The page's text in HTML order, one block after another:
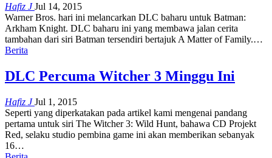
Hafiz JJul 14, 2015
Warner Bros. hari ini melancarkan DLC baharu untuk Batman:
Arkham Knight. DLC baharu ini yang membawa jalan cerita
tambahan dari siri Batman tersendiri bertajuk A Matter of Family.…
Berita
DLC Percuma Witcher 3 Minggu Ini
Hafiz JJul 1, 2015
Seperti yang diperkatakan pada artikel kami mengenai pandang
pertama untuk siri The Witcher 3: Wild Hunt, bahawa CD Projekt
Red, selaku studio pembina game ini akan memberikan sebanyak
16…